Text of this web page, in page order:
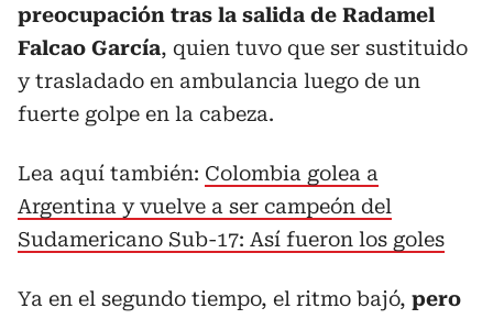
preocupación tras la salida de Radamel
Falcao García, quien tuvo que ser sustituido
y trasladado en ambulancia luego de un
fuerte golpe en la cabeza.
Lea aquí también: Colombia golea a
Argentina y vuelve a ser campeón del
Sudamericano Sub-17: Así fueron los goles
Ya en el segundo tiempo, el ritmo bajó, pero